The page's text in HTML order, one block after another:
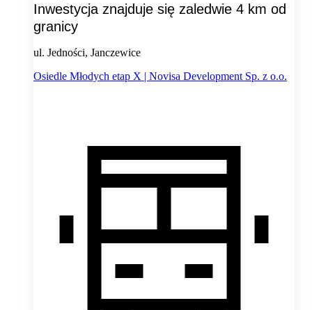
Inwestycja znajduje się zaledwie 4 km od
granicy
ul. Jedności, Janczewice
Osiedle Młodych etap X | Novisa Development Sp. z o.o.